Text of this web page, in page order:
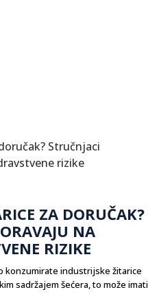
ZA DORUČAK?
NA
RIZIKE
konzumirate industrijske žitarice
sadržajem šećera, to može imati